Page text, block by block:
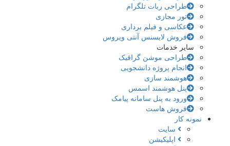
طراحی ربات تلگرام
تور مجازی
عکاسی و فیلم برداری
فروش لایسنس آنتی ویروس
سایر خدمات
طراحی موشن گرافیک
انجام پروژه دانشجویی
هوشمند سازی
پنل هوشمند اسمس
ورود به پنل سامانه پیامک
فروش هاست
نمونه کار
سایت
اپلیکیشن